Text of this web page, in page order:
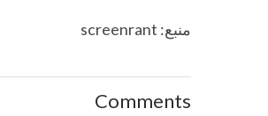
منبع: screenrant
Comments